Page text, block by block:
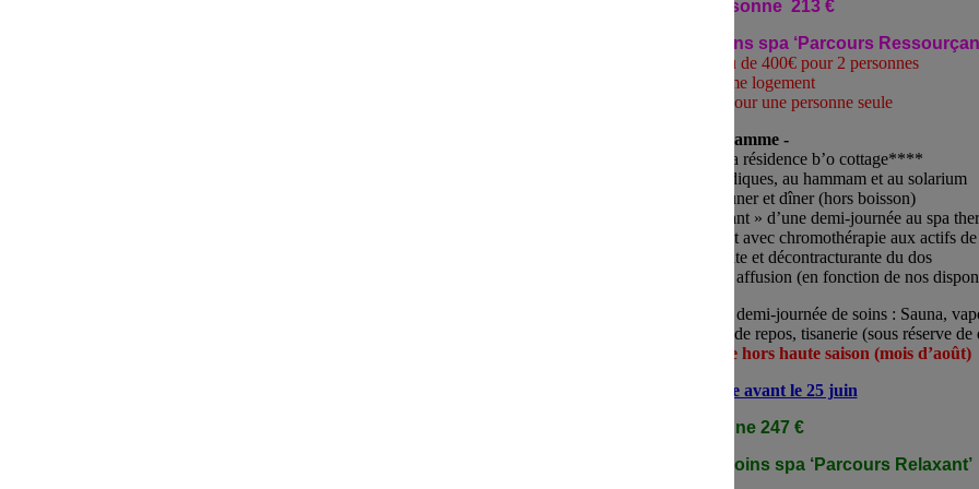
1 personne 213 €
Séjour 2 jours/1 nuit avec 3 soins spa ‘Parcours
170€/pers soit 340€ au lieu de 400€ pour 2 personnes
dans le même logement
- Programme -
1 nuit en studio bouleau à la résidence b’o cottage****
Inclus l’accès aux bassins aqualudiques, au hammam et au solarium
Demi-pension : petit-déjeuner et dîner (hors boisson)
1 forfait de 3 soins « Parcours Ressourçant » d’une demi-journée au spa
1 bain sur mesure hydromassant ou apaisant avec chromothérapie aux actifs
1 application d'argile relaxante et décontracturante du dos
1 douche générale au jet ou 1 douche sous affusion (en fonction de nos
Accès aux activités libres du spa pendant la demi-journée de soins : Sauna,
bassin d’eau thermale, couloir de marche, salles de repos, tisanerie (sous réserve
Offre valable 1 an de date à date hors haute saison (mois d’août)
Réservez en ligne avant le 25 juin
séjour 2 jours/1 nuit avec 3 soins spa ‘Parcours Relaxant’ - 2 personnes 408 € - 1 personne 247 €